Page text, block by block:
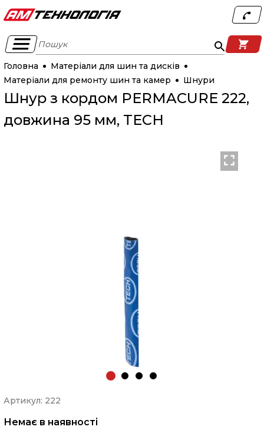
Пошук
Головна
Матеріали для шин та дисків
Матеріали для ремонту шин та камер
Шнури
Шнур з кордом PERMACURE 222,
довжина 95 мм, TECH
Артикул: 222
Немає в наявності